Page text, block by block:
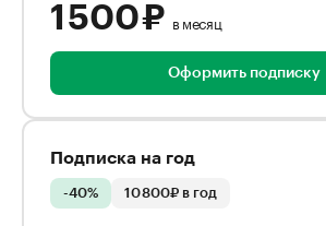
1 500 ₽ в месяц
Оформить подписку
Подписка на год
-40% 10 800₽ в год